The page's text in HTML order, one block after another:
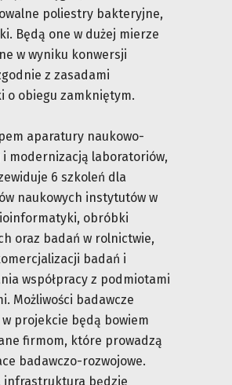
poliestry bakteryjne,
Będą one w dużej mierze
w wyniku konwersji
z zasadami
o obiegu zamkniętym.
aparatury naukowo-
i modernizacją laboratoriów,
6 szkoleń dla
naukowych instytutów w
obróbki
oraz badań w rolnictwie,
badań i
współpracy z podmiotami
Możliwości badawcze
projekcie będą bowiem
firmom, które prowadzą
badawczo-rozwojowe.
infrastruktura będzie